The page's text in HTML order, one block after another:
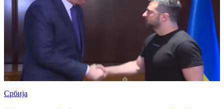
Србија